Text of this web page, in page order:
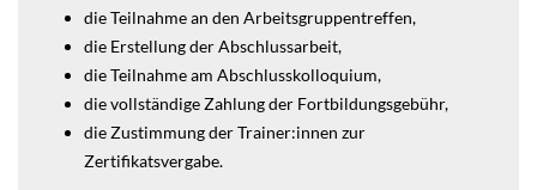
die Teilnahme an den Arbeitsgruppentreffen,
die Erstellung der Abschlussarbeit,
die Teilnahme am Abschlusskolloquium,
die vollständige Zahlung der Fortbildungsgebühr,
die Zustimmung der Trainer:innen zur
Zertifikatsvergabe.